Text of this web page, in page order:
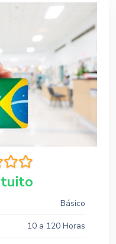
Básico
10 a 120 Horas